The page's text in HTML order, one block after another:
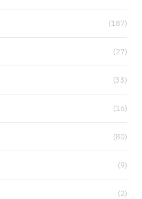
(187)
(27)
(33)
(16)
(80)
(9)
(2)